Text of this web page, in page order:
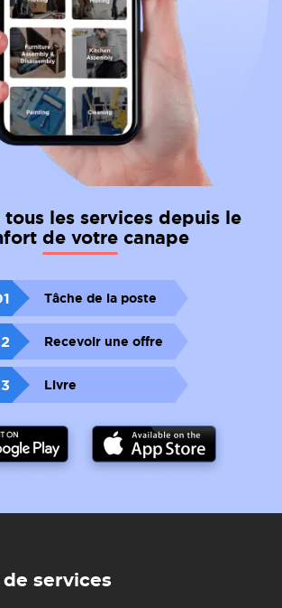
tous les services depuis le
de votre canape
Tâche de la poste
Recevoir une offre
Livre
services